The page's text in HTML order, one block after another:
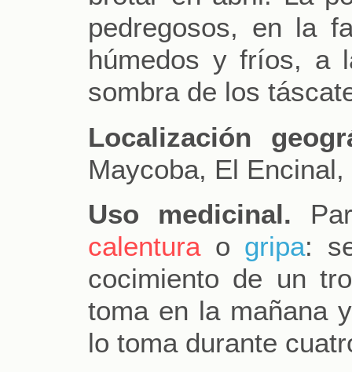
pedregosos, en la
húmedos y fríos, a
sombra de los
Localización
Maycoba, El
Uso medicinal.
calenturao gripa:
cocimiento de un
toma en la mañana
lo toma durante